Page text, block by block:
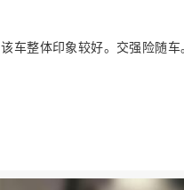
该车整体印象较好。交强险随车